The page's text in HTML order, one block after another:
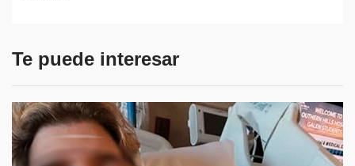
Te puede interesar